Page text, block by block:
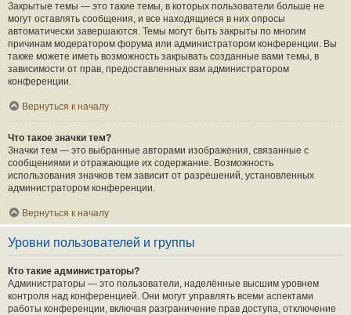
Закрытые темы — это такие темы, в которых пользователи больше не
могут оставлять сообщения, и все находящиеся в них опросы
автоматически завершаются. Темы могут быть закрыты по многим
причинам модератором форума или администратором конференции. Вы
также можете иметь возможность закрывать созданные вами темы, в
зависимости от прав, предоставленных вам администратором
конференции.
Вернуться к началу
Что такое значки тем?
Значки тем — это выбранные авторами изображения, связанные с
сообщениями и отражающие их содержание. Возможность
использования значков тем зависит от разрешений, установленных
администратором конференции.
Вернуться к началу
Уровни пользователей и группы
Кто такие администраторы?
Администраторы — это пользователи, наделённые высшим уровнем
контроля над конференцией. Они могут управлять всеми аспектами
работы конференции, включая разграничение прав доступа, отключение